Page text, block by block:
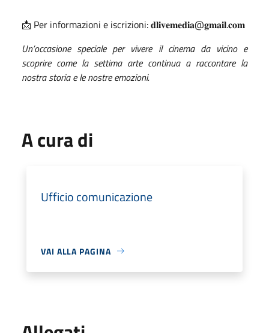
📩 Per informazioni e iscrizioni: 𝐝𝐥𝐢𝐯𝐞𝐦𝐞𝐝𝐢𝐚@𝐠𝐦𝐚𝐢𝐥.𝐜𝐨𝐦
Un’occasione speciale per vivere il cinema da vicino e
scoprire come la settima arte continua a raccontare la
nostra storia e le nostre emozioni.
A cura di
Ufficio comunicazione
VAI ALLA PAGINA